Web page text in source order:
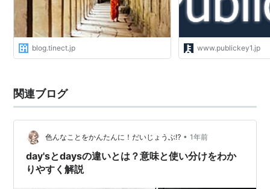
blog.tinect.jp www.publickey1.jp
関連ブログ
色んなことをかんたんに！だいじょうぶ⁉ • 1年前
day'sとdaysの違いとは？意味と使い分けをわか
りやすく解説